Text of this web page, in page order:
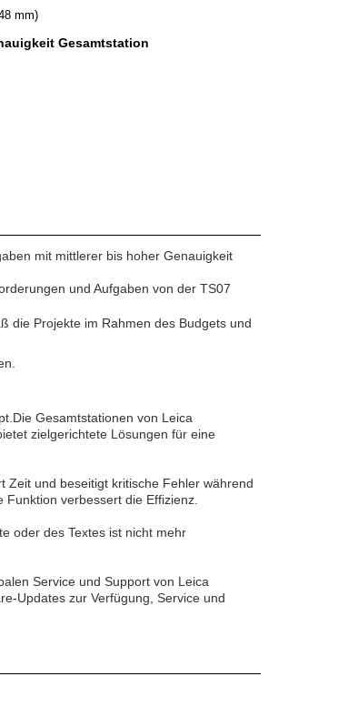
mm)
Gesamtstation
mit mittlerer bis hoher Genauigkeit
und Aufgaben von der TS07
die Projekte im Rahmen des Budgets und
Gesamtstationen von Leica
zielgerichtete Lösungen für eine
Zeit und beseitigt kritische Fehler während
verbessert die Effizienz.
oder des Textes ist nicht mehr
Service und Support von Leica
Updates zur Verfügung, Service und